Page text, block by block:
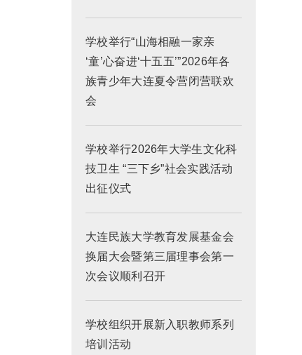
学校举行“山海相融一家亲
‘童’心奋进‘十五五’”2026年各
族青少年大连夏令营闭营联欢
会
学校举行2026年大学生文化科
技卫生 “三下乡”社会实践活动
出征仪式
大连民族大学教育发展基金会
换届大会暨第三届理事会第一
次会议顺利召开
学校组织开展新入职教师系列
培训活动